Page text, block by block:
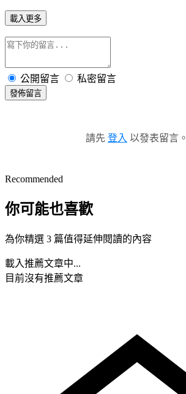
載入更多
公開留言 私密留言
發佈留言
請先 登入 以發表留言。
Recommended
你可能也喜歡
為你精選 3 篇值得延伸閱讀的內容
載入推薦文章中...
目前沒有推薦文章